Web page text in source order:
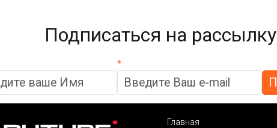
Подписаться на рассылку
*
Главная